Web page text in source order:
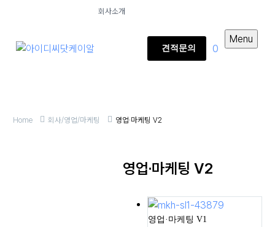
회사소개
견적문의 0
Menu
Home 회사/영업/마케팅 영업·마케팅 V2
영업·마케팅 V2
영업·마케팅 V1